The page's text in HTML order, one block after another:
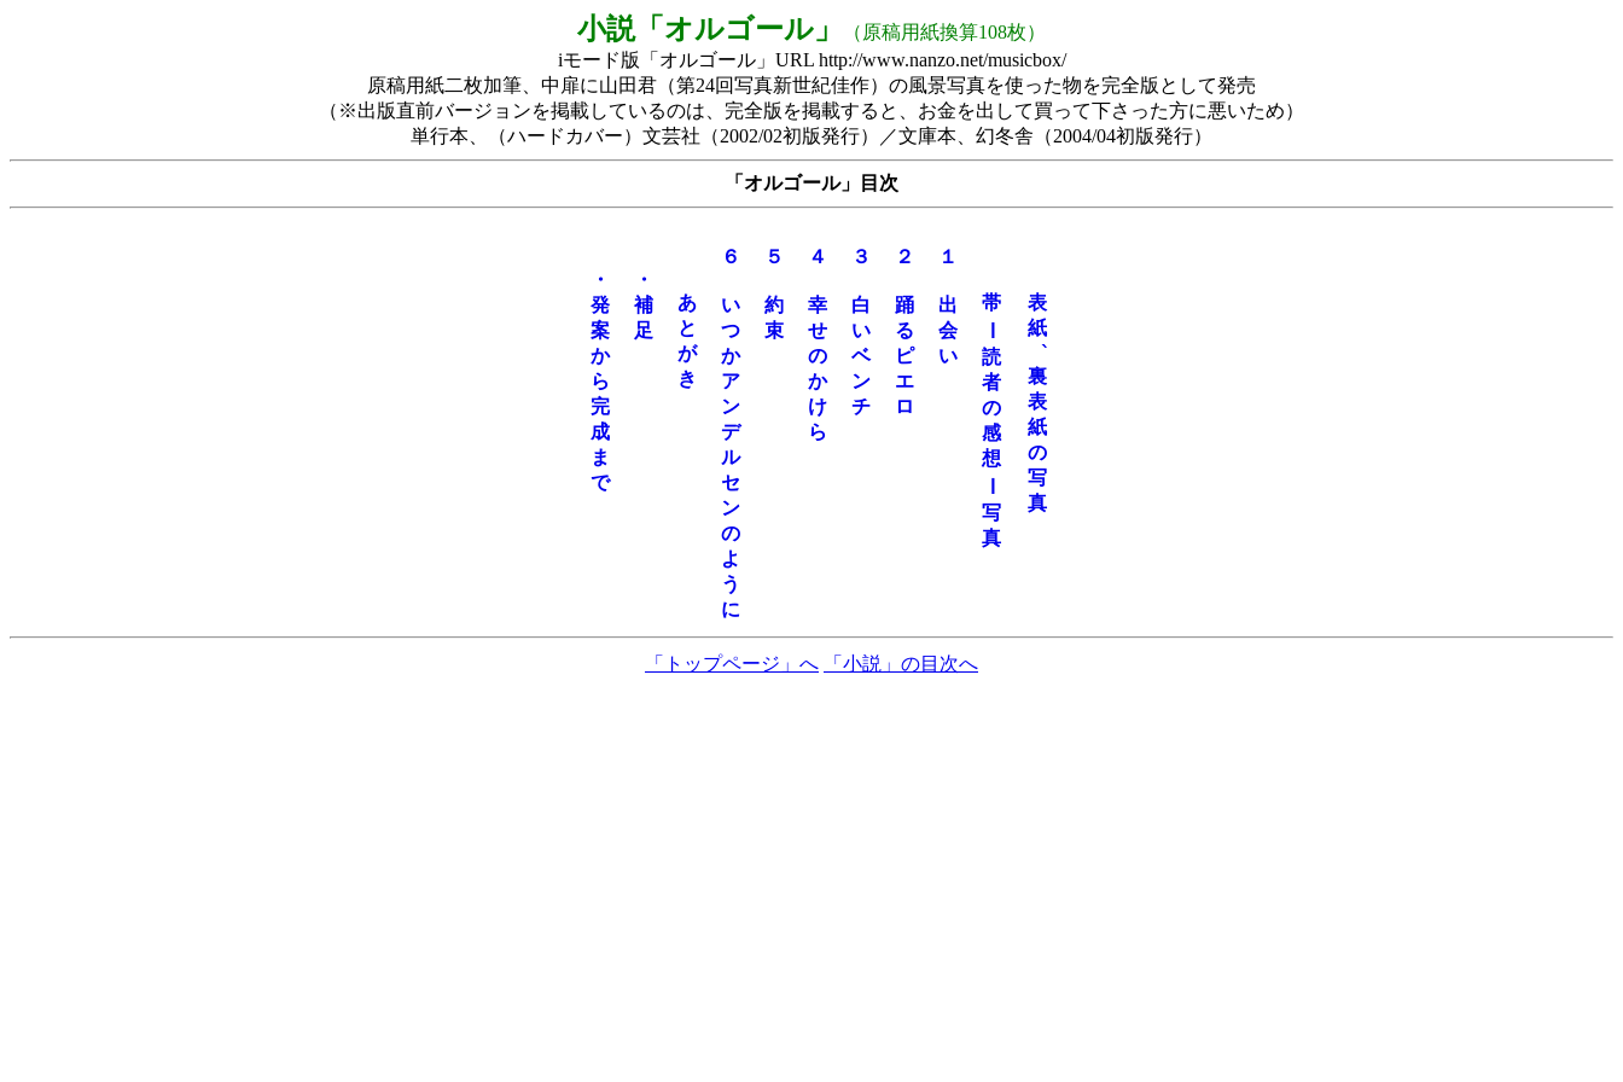
小説「オルゴール」
（原稿用紙換算108枚）
iモード版「オルゴール」URL http://www.nanzo.net/musicbox/
原稿用紙二枚加筆、中扉に山田君（第24回写真新世紀佳作）の風景写真を使った物を完全版として発売
（※出版直前バージョンを掲載しているのは、完全版を掲載すると、お金を出して買って下さった方に悪いため）
単行本、（ハードカバー）文芸社（2002/02初版発行）／文庫本、幻冬舎（2004/04初版発行）
「オルゴール」目次
・
発
案
か
ら
完
成
ま
・
補
あ
と
が
６
い
つ
か
ア
ン
デ
ル
セ
ン
の
よ
う
５
約
４
幸
せ
の
か
け
３
白
い
ベ
ン
２
踊
る
ピ
エ
１
出
会
帯
読
者
の
感
想
写
表
紙
`
裏
表
紙
の
写
「トップページ」へ 「小説」の目次へ